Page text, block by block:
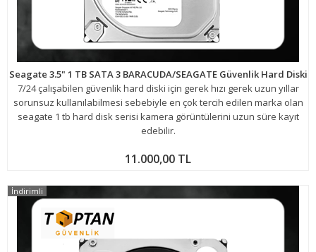
Seagate 3.5" 1 TB SATA 3 BARACUDA/SEAGATE Güvenlik Hard Diski
7/24 çalışabilen güvenlik hard diski için gerek hızı gerek uzun yıllar
sorunsuz kullanılabilmesi sebebiyle en çok tercih edilen marka olan
seagate 1 tb hard disk serisi kamera görüntülerini uzun süre kayıt
edebilir.
11.000,00 TL
İndirimli